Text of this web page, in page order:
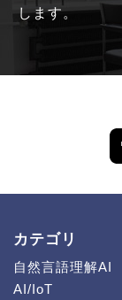
します。
カテゴリ
自然言語理解AI
AI/IoT